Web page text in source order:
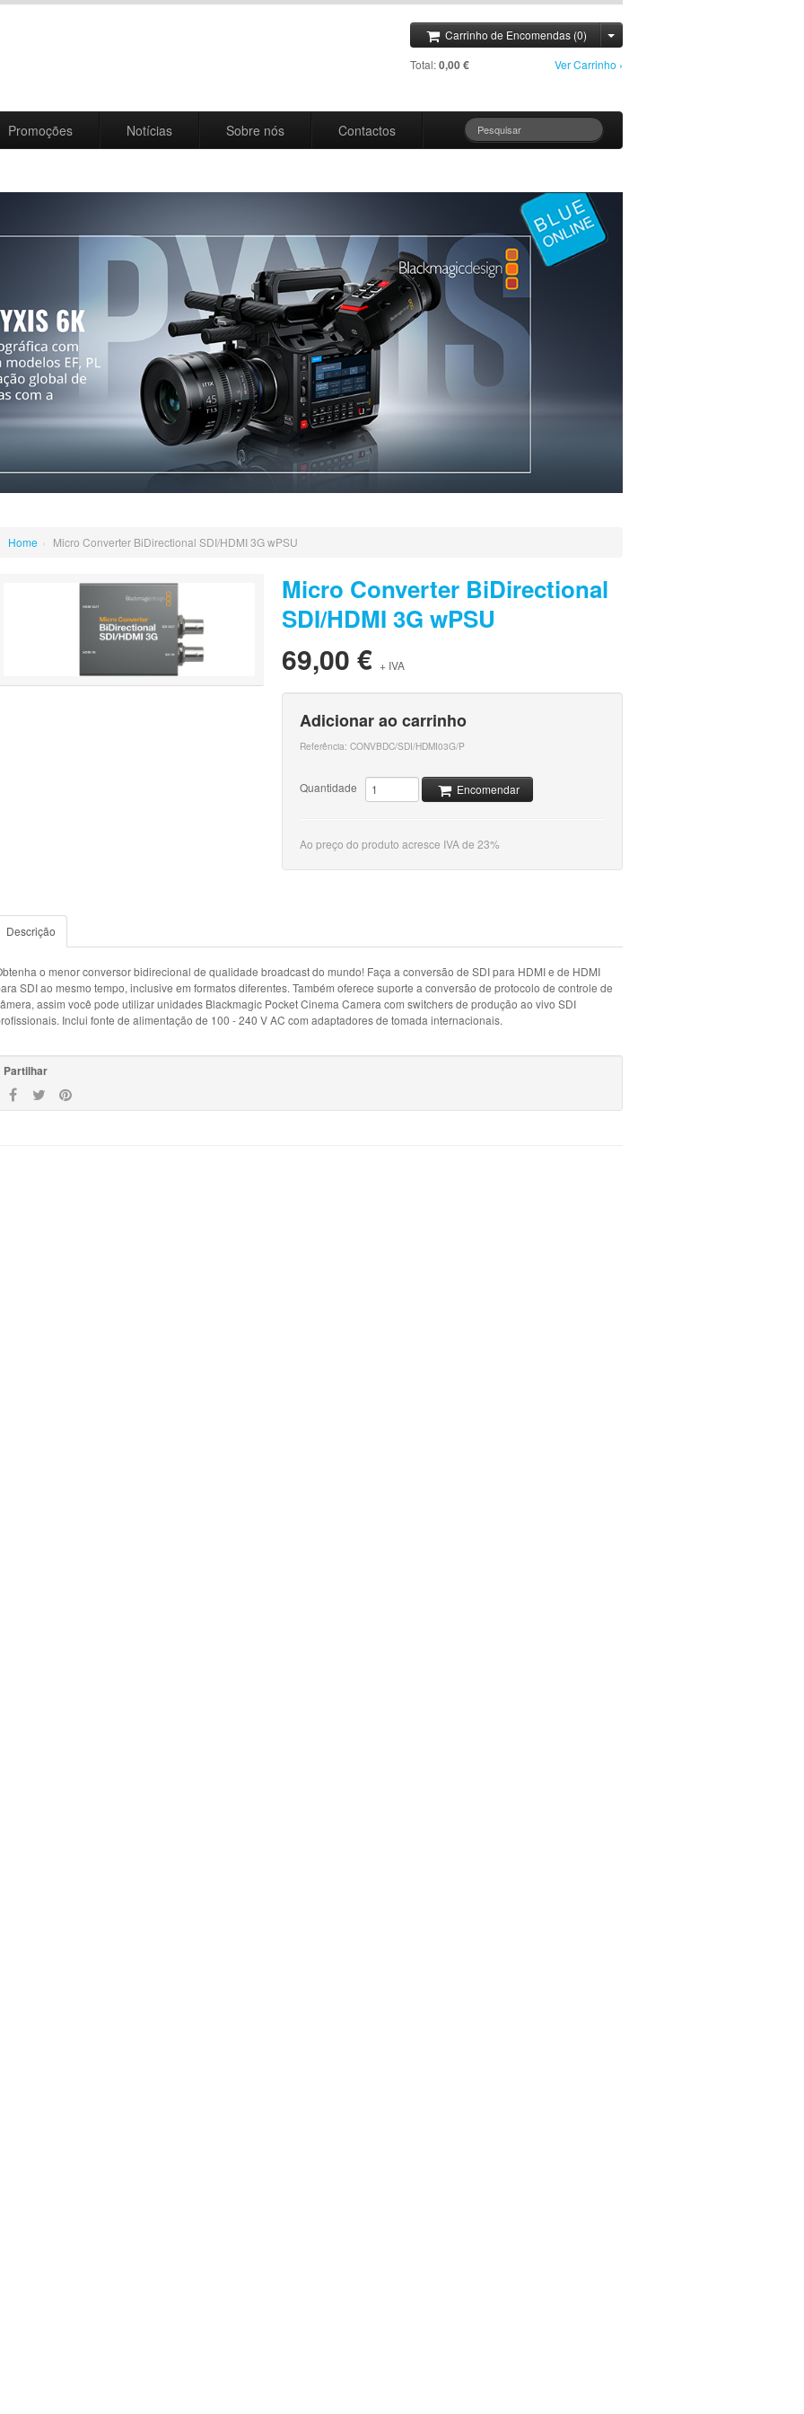
Carrinho de Encomendas (0)
Total:0,00 € Ver Carrinho ›
Promoções Notícias Sobre nós Contactos
Home › Micro Converter BiDirectional SDI/HDMI 3G wPSU
Micro Converter BiDirectional
SDI/HDMI 3G wPSU
69,00 € + IVA
Adicionar ao carrinho
Referência: CONVBDC/SDI/HDMI03G/P
Quantidade Encomendar
Ao preço do produto acresce IVA de 23%
Descrição
o menor conversor bidirecional de qualidade broadcast do mundo! Faça a conversão de SDI para HDMI e de HDMI
SDI ao mesmo tempo, inclusive em formatos diferentes. Também oferece suporte a conversão de protocolo de controle de
assim você pode utilizar unidades Blackmagic Pocket Cinema Camera com switchers de produção ao vivo SDI
Inclui fonte de alimentação de 100 - 240 V AC com adaptadores de tomada internacionais.
Partilhar